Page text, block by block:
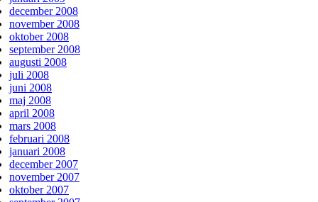
december 2008
november 2008
oktober 2008
september 2008
augusti 2008
juli 2008
juni 2008
maj 2008
april 2008
mars 2008
februari 2008
januari 2008
december 2007
november 2007
oktober 2007